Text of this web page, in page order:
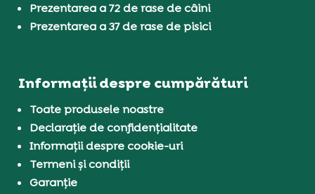
Prezentarea a 72 de rase de câini
Prezentarea a 37 de rase de pisici
Informații despre cumpărături
Toate produsele noastre
Declarație de confidențialitate
Informații despre cookie-uri
Termeni și condiții
Garanție